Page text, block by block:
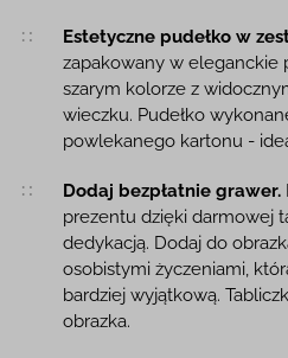
Estetyczne pudełko w
zapakowany w eleganckie
szarym kolorze z
wieczku. Pudełko
powlekanego kartonu -
Dodaj bezpłatnie grawer.
prezentu dzięki darmowej
dedykacją. Dodaj do
osobistymi życzeniami,
bardziej wyjątkową.
obrazka.